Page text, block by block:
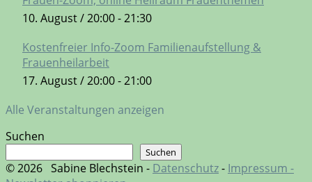
10. August / 20:00-21:30
Kostenfreier Info-Zoom Familienaufstellung &
Frauenheilarbeit
17. August / 20:00-21:00
Alle Veranstaltungen anzeigen
Suchen
Suchen
© 2026 Sabine Blechstein - Datenschutz- Impressum -